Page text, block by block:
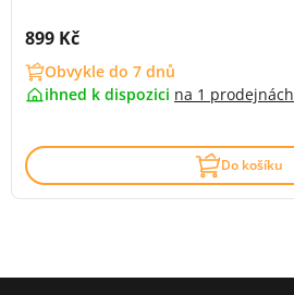
Cena s DPH:
899 Kč
Obvykle do 7 dnů
ihned k dispozici na 1 prodejnách
Do košíku